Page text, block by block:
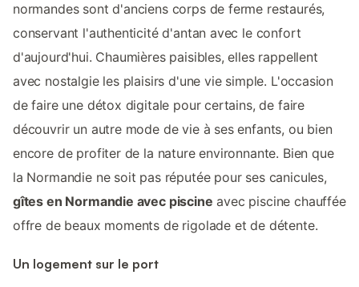
normandes sont d'anciens corps de ferme restaurés,
conservant l'authenticité d'antan avec le confort
d'aujourd'hui. Chaumières paisibles, elles rappellent
avec nostalgie les plaisirs d'une vie simple. L'occasion
de faire une détox digitale pour certains, de faire
découvrir un autre mode de vie à ses enfants, ou bien
encore de profiter de la nature environnante. Bien que
la Normandie ne soit pas réputée pour ses canicules,
gîtes en Normandie avec piscine avec piscine chauffée
offre de beaux moments de rigolade et de détente.
Un logement sur le port